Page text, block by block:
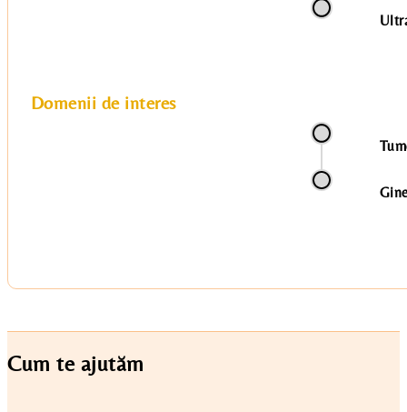
Domenii de interes
Cum te ajutăm